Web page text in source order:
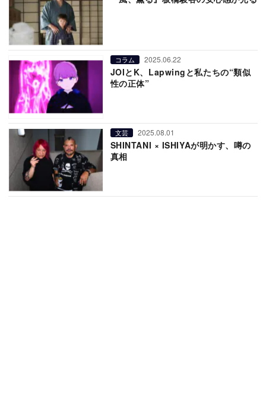
コラム 2025.06.22
JOIとK、Lapwingと私たちの“類似
性の正体”
文芸 2025.08.01
SHINTANI × ISHIYAが明かす、噂の
真相